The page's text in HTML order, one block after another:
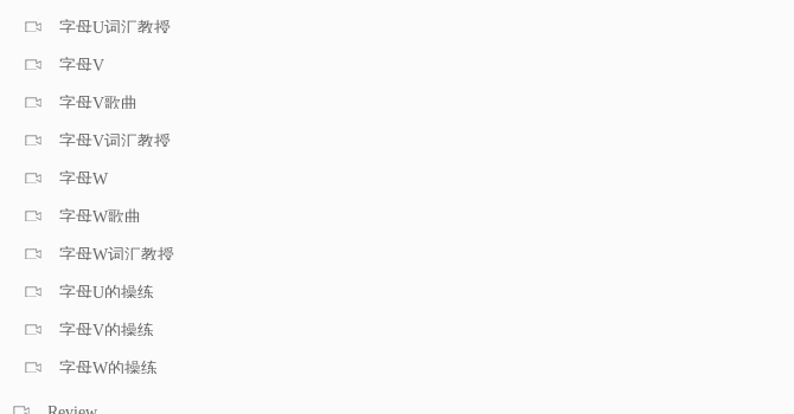
字母U词汇教授
字母V
字母V歌曲
字母V词汇教授
字母W
字母W歌曲
字母W词汇教授
字母U的操练
字母V的操练
字母W的操练